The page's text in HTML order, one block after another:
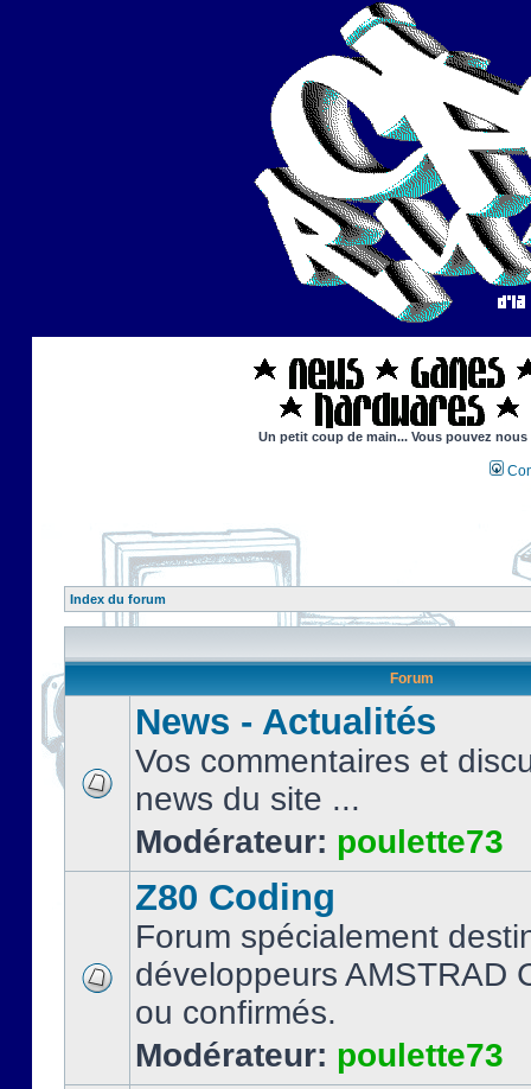
Un petit coup de main... Vous pouvez
Index du forum
Forum
News - Actualités
Vos commentaires et
news du site ...
Modérateur: poulette73
Z80 Coding
Forum spécialement
développeurs AMSTRAD
ou confirmés.
Modérateur: poulette73